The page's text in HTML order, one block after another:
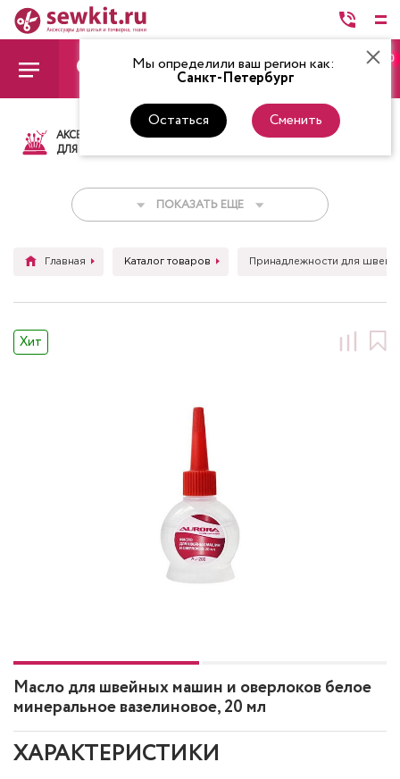
Мы определили ваш регион как:
Санкт-Петербург
Остаться Сменить
0
АКСЕССУАРЫ
ДЛЯ ШИТЬЯ
ТКАНИ НИТКИ
ПОКАЗАТЬ ЕЩЕ
Главная Каталог товаров Принадлежности для
Масло для швейных машин и оверлоков белое
минеральное вазелиновое, 20 мл
Хит
ХАРАКТЕРИСТИКИ